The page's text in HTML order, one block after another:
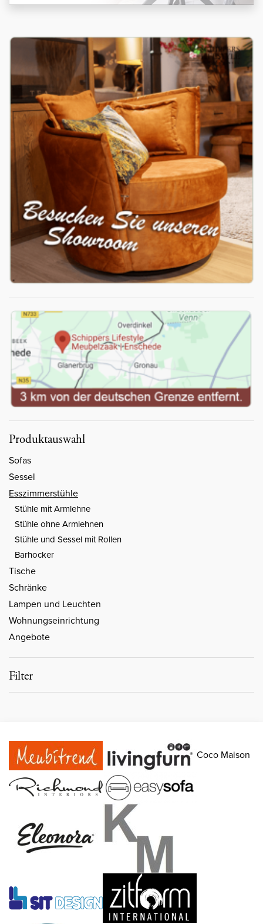
Produktauswahl
Sofas
Sessel
Esszimmerstühle
Stühle mit Armlehne
Stühle ohne Armlehnen
Stühle und Sessel mit Rollen
Barhocker
Tische
Schränke
Lampen und Leuchten
Wohnungseinrichtung
Angebote
Filter
Coco Maison